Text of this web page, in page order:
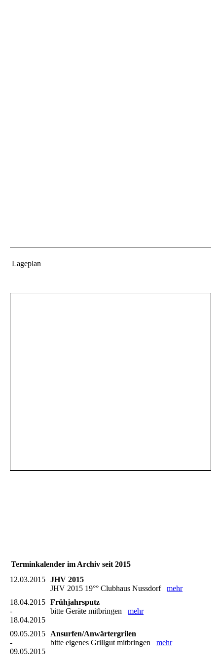
Lageplan
Terminkalender im Archiv seit 2015
12.03.2015 JHV 2015
JHV 2015 19°° Clubhaus Nussdorf mehr
18.04.2015
-
18.04.2015
Frühjahrsputz
bitte Geräte mitbringen mehr
09.05.2015
-
09.05.2015
Ansurfen/Anwärtergrilen
bitte eigenes Grillgut mitbringen mehr